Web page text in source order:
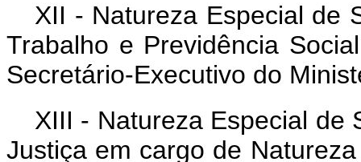
XII - Natureza Especial de
Trabalho e Previdência
Secretário-Executivo do
XIII - Natureza Especial de
Justiça em cargo de